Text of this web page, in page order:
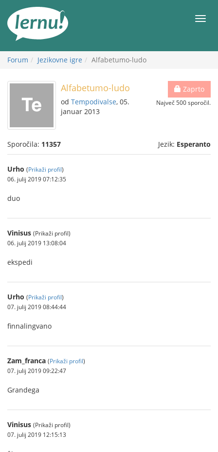
vsebini
Meni
Forum Jezikovne igre Alfabetumo-ludo
Zaprto
Največ 500 sporočil.
Alfabetumo-ludo
od Tempodivalse, 05.
januar 2013
Sporočila: 11357 Jezik: Esperanto
Urho (Prikaži profil)
06. julij 2019 07:12:35
duo
Vinisus (Prikaži profil)
06. julij 2019 13:08:04
ekspedi
Urho (Prikaži profil)
07. julij 2019 08:44:44
finnalingvano
Zam_franca (Prikaži profil)
07. julij 2019 09:22:47
Grandega
Vinisus (Prikaži profil)
07. julij 2019 12:15:13